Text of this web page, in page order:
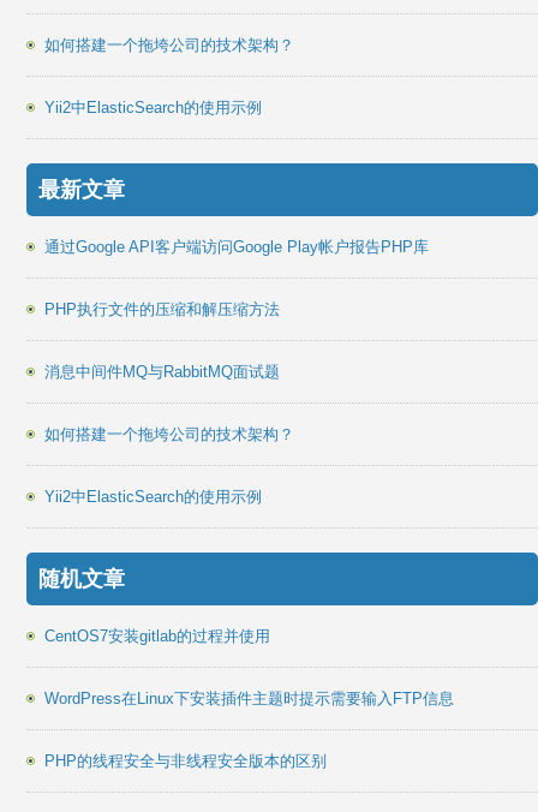
如何搭建一个拖垮公司的技术架构？
Yii2中ElasticSearch的使用示例
最新文章
通过Google API客户端访问Google Play帐户报告PHP库
PHP执行文件的压缩和解压缩方法
消息中间件MQ与RabbitMQ面试题
如何搭建一个拖垮公司的技术架构？
Yii2中ElasticSearch的使用示例
随机文章
CentOS7安装gitlab的过程并使用
WordPress在Linux下安装插件主题时提示需要输入FTP信息
PHP的线程安全与非线程安全版本的区别